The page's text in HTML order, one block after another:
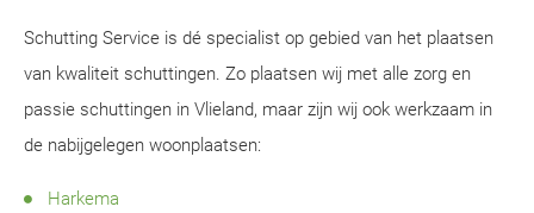
Schutting Service is dé specialist op gebied van het plaatsen
van kwaliteit schuttingen. Zo plaatsen wij met alle zorg en
passie schuttingen in Vlieland, maar zijn wij ook werkzaam in
de nabijgelegen woonplaatsen:
Harkema